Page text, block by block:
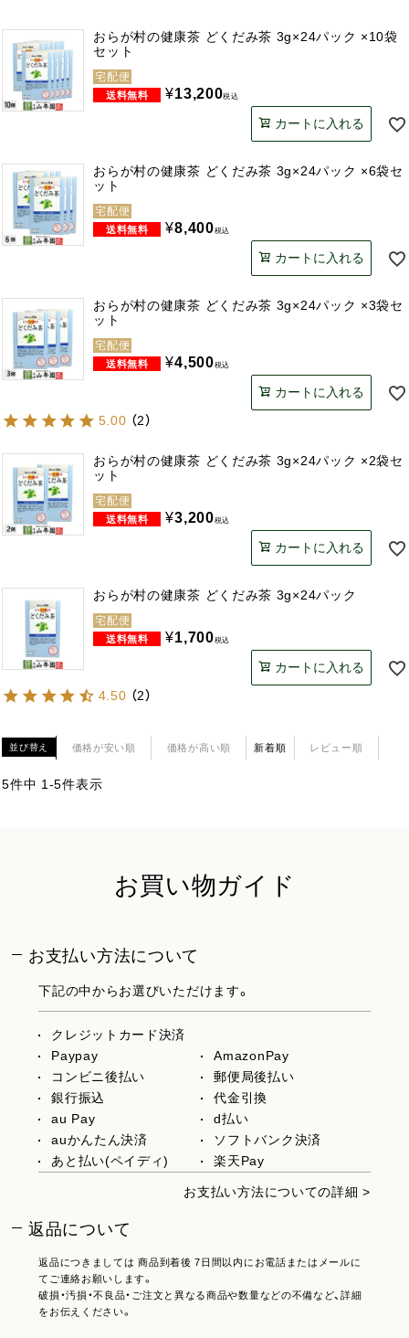
おらが村の健康茶 どくだみ茶 3g×24パック ×10袋
セット
宅配便
¥13,200税込
カートに入れる
おらが村の健康茶 どくだみ茶 3g×24パック ×6袋セ
ット
宅配便
¥8,400税込
カートに入れる
おらが村の健康茶 どくだみ茶 3g×24パック ×3袋セ
ット
宅配便
¥4,500税込
カートに入れる
5.00 （2）
おらが村の健康茶 どくだみ茶 3g×24パック ×2袋セ
ット
宅配便
¥3,200税込
カートに入れる
おらが村の健康茶 どくだみ茶 3g×24パック
宅配便
¥1,700税込
カートに入れる
4.50 （2）
並び替え 価格が安い順 価格が高い順 新着順 レビュー順
5件中 1 -5件表示
お買い物ガイド
お支払い方法について
下記の中からお選びいただけます。
クレジットカード決済
Paypay
AmazonPay
コンビニ後払い
郵便局後払い
銀行振込
代金引換
au Pay
d払い
auかんたん決済
ソフトバンク決済
あと払い(ペイディ)
楽天Pay
お支払い方法についての詳細 >
返品について
返品につきましては 商品到着後 7日間以内にお電話またはメールに
てご連絡お願いします。
破損・汚損・不良品・ご注文と異なる商品や数量などの不備など、詳細
をお伝えください。